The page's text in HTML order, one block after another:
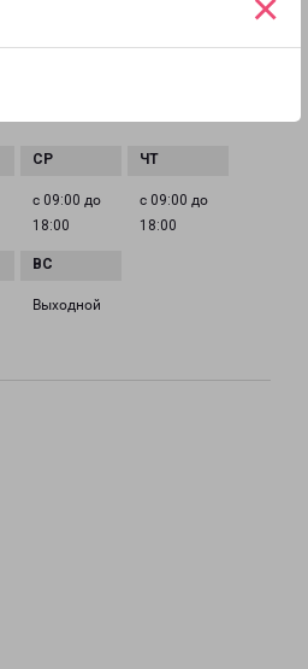
с 09:00 до
18:00
с 09:00 до
18:00
Выходной